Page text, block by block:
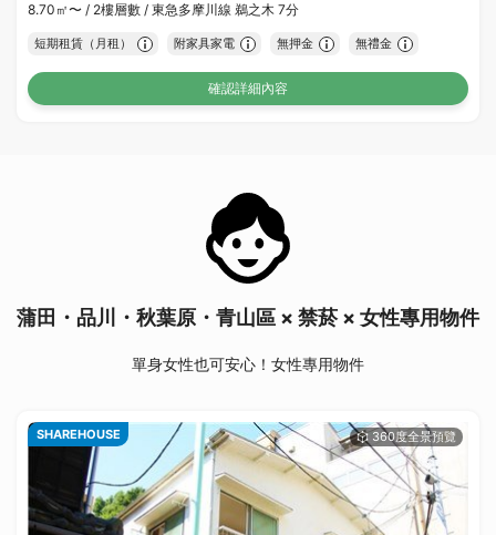
8.70㎡〜 / 2樓層數 / 東急多摩川線 鵜之木 7分
短期租賃（月租） 附家具家電 無押金 無禮金
確認詳細內容
蒲田・品川・秋葉原・青山區 × 禁菸 × 女性專用物件
單身女性也可安心！女性專用物件
SHAREHOUSE